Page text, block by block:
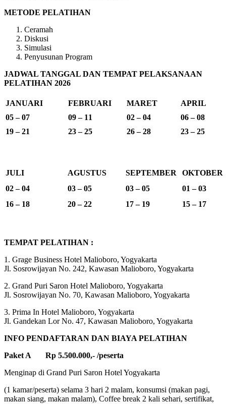
METODE PELATIHAN
Ceramah
Diskusi
Simulasi
Penyusunan Program
JADWAL TANGGAL DAN TEMPAT PELAKSANAAN
PELATIHAN 2026
JANUARI FEBRUARI MARET
APRIL
05 – 07
09 – 11 02 – 04
06 – 08
19 – 21
23 – 25 26 – 28 23 – 25
JULI AGUSTUS SEPTEMBER
OKTOBER
02 – 04
03 – 05 03 – 05
01 – 03
16 – 18
20 – 22 17 – 19 15 – 17
TEMPAT PELATIHAN :
1. Grage Business Hotel Malioboro, Yogyakarta
Jl. Sosrowijayan No. 242, Kawasan Malioboro, Yogyakarta
2. Grand Puri Saron Hotel Malioboro, Yogyakarta
Jl. Sosrowijayan No. 70, Kawasan Malioboro, Yogyakarta
3. Prima In Hotel Malioboro, Yogyakarta
Jl. Gandekan Lor No. 47, Kawasan Malioboro, Yogyakarta
INFO PENDAFTARAN DAN BIAYA PELATIHAN
Paket A Rp 5.500.000,- /peserta
Menginap di Grand Puri Saron Hotel Yogyakarta
(1 kamar/peserta) selama 3 hari 2 malam, konsumsi (makan pagi,
makan siang, makan malam), Coffee break 2 kali sehari, sertifikat,